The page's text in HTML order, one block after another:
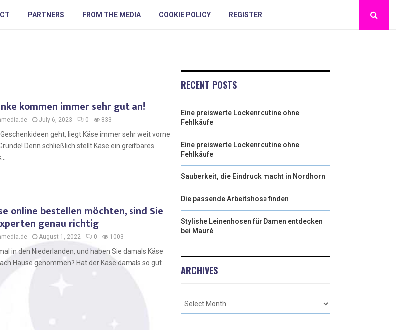
PARTNERS FROM THE MEDIA COOKIE POLICY REGISTER
kommen immer sehr gut an!
July 6, 2023 0 833
geht, liegt Käse immer sehr weit vorne
Denn schließlich stellt Käse ein greifbares
online bestellen möchten, sind Sie
genau richtig
August 1, 2022 0 1003
in den Niederlanden, und haben Sie damals Käse
Hause genommen? Hat der Käse damals so gut
RECENT POSTS
Eine preiswerte Lockenroutine ohne
Fehlkäufe
Eine preiswerte Lockenroutine ohne
Fehlkäufe
Sauberkeit, die Eindruck macht in Nordhorn
Die passende Arbeitshose finden
Stylishe Leinenhosen für Damen entdecken
bei Mauré
ARCHIVES